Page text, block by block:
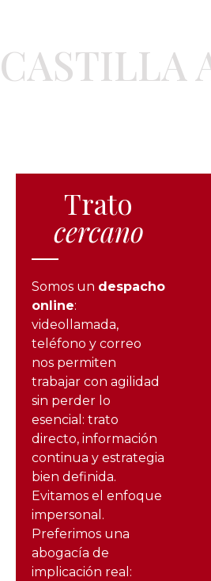
CASTILLA
Trato
cercano
Somos un despacho
online:
videollamada,
teléfono y correo
nos permiten
trabajar con agilidad
sin perder lo
esencial: trato
directo, información
continua y estrategia
bien definida.
Evitamos el enfoque
impersonal.
Preferimos una
abogacía de
implicación real: